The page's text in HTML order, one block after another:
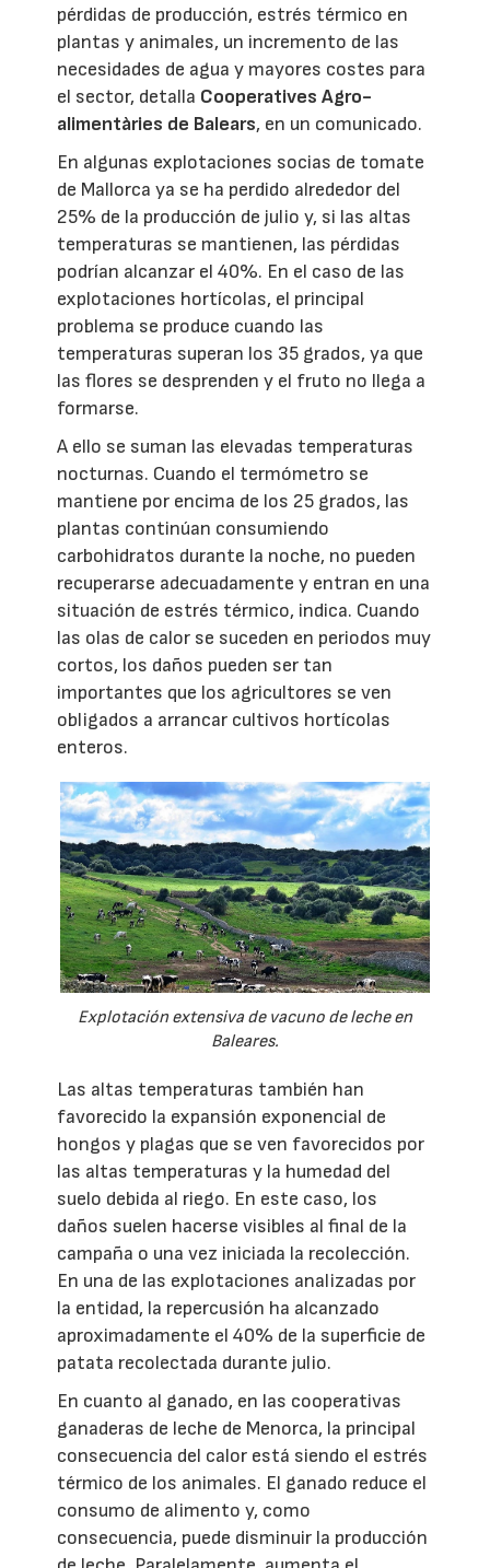
pérdidas de producción, estrés térmico en
plantas y animales, un incremento de las
necesidades de agua y mayores costes para
el sector, detalla Cooperatives Agro-
alimentàries de Balears, en un comunicado.
En algunas explotaciones socias de tomate
de Mallorca ya se ha perdido alrededor del
25% de la producción de julio y, si las altas
temperaturas se mantienen, las pérdidas
podrían alcanzar el 40%. En el caso de las
explotaciones hortícolas, el principal
problema se produce cuando las
temperaturas superan los 35 grados, ya que
las flores se desprenden y el fruto no llega a
formarse.
A ello se suman las elevadas temperaturas
nocturnas. Cuando el termómetro se
mantiene por encima de los 25 grados, las
plantas continúan consumiendo
carbohidratos durante la noche, no pueden
recuperarse adecuadamente y entran en una
situación de estrés térmico, indica. Cuando
las olas de calor se suceden en periodos muy
cortos, los daños pueden ser tan
importantes que los agricultores se ven
obligados a arrancar cultivos hortícolas
enteros.
Explotación extensiva de vacuno de leche en
Baleares.
Las altas temperaturas también han
favorecido la expansión exponencial de
hongos y plagas que se ven favorecidos por
las altas temperaturas y la humedad del
suelo debida al riego. En este caso, los
daños suelen hacerse visibles al final de la
campaña o una vez iniciada la recolección.
En una de las explotaciones analizadas por
la entidad, la repercusión ha alcanzado
aproximadamente el 40% de la superficie de
patata recolectada durante julio.
En cuanto al ganado, en las cooperativas
ganaderas de leche de Menorca, la principal
consecuencia del calor está siendo el estrés
térmico de los animales. El ganado reduce el
consumo de alimento y, como
consecuencia, puede disminuir la producción